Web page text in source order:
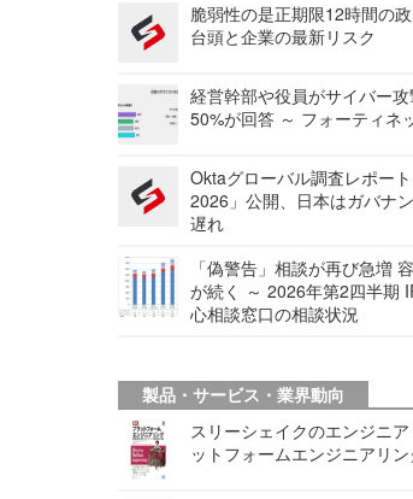
脆弱性の是正期限12時間の
台頭と企業の最新リスク
経営幹部や役員がサイバー
50%が回答 ～ フォーティネ
Oktaグローバル調査レポー
2026」公開、日本はガバナ
遅れ
「偽警告」相談が再び急増
が続く ～ 2026年第2四半期
心相談窓口の相談状況
製品・サービス・業界動向
スリーシェイクのエンジニ
ットフォームエンジニアリ